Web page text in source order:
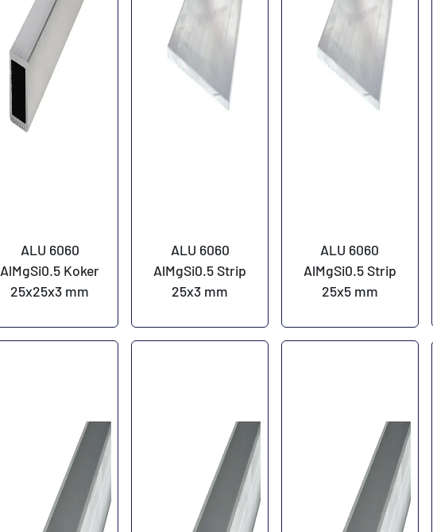
ALU 6060
AlMgSi0.5 Koker
25x25x3 mm
ALU 6060
AlMgSi0.5 Strip
25x3 mm
ALU 6060
AlMgSi0.5 Strip
25x5 mm